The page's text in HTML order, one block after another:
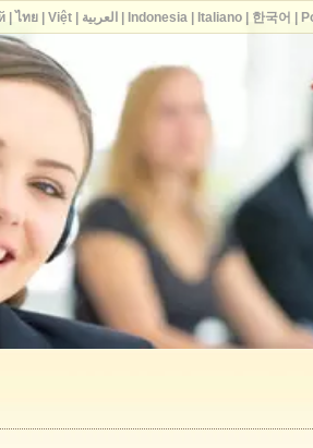
| ไทย| Việt| العربية Indonesia| Italiano| 한국어